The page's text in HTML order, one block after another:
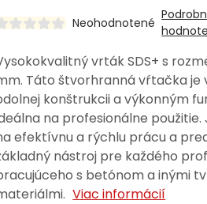
Neohodnotené
vrták SDS+ s
Táto štvorhranná vŕtačka je
konštrukcii a výkonným
na profesionálne
efektívnu a rýchlu prácu a
nástroj pre každého
s betónom a inými
Viac informácií